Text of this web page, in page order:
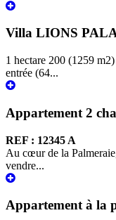
Villa LIONS
1 hectare 200 (1259
entrée (64...
Appartement 2
REF : 12345 A
Au cœur de la
vendre...
Appartement à la